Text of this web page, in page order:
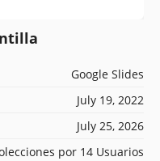
Google Slides
July 19, 2022
July 25, 2026
por 14 Usuarios